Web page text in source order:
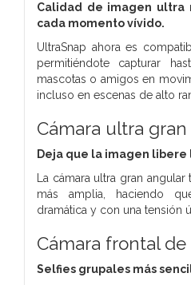
Calidad de imagen ultra
cada momento vívido.
UltraSnap ahora es
permitiéndote capturar
mascotas o amigos en
incluso en escenas de alto
Cámara ultra
Deja que la imagen libere
La cámara ultra gran
más amplia, haciendo
dramática y con una tensión
Cámara frontal de
Selfies grupales más